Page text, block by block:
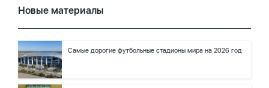
Новые материалы
Самые дорогие футбольные стадионы мира на 2026 год